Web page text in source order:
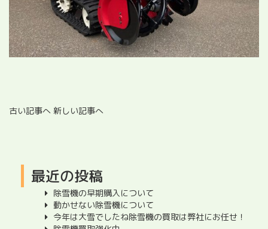
古い記事へ 新しい記事へ
最近の投稿
除雪機の早期購入について
動かせない除雪機について
今年は大雪でしたね除雪機の買取は弊社にお任せ！